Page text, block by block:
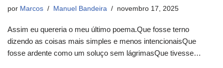
por Marcos Manuel Bandeira novembro 17, 2025
Assim eu quereria o meu último poema.Que fosse terno
dizendo as coisas mais simples e menos intencionaisQue
fosse ardente como um soluço sem lágrimasQue tivesse…